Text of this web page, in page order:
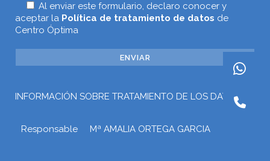
Al enviar este formulario, declaro conocer y
aceptar la Política de tratamiento de datos de
Centro Óptima
INFORMACIÓN SOBRE TRATAMIENTO DE LOS DATOS
Responsable Mª AMALIA ORTEGA GARCIA